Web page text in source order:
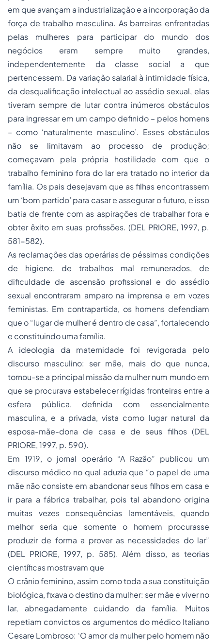
em que avançam a industrialização e a incorporação da
força de trabalho masculina. As barreiras enfrentadas
pelas mulheres para participar do mundo dos
negócios eram sempre muito grandes,
independentemente da classe social a que
pertencessem. Da variação salarial à intimidade física,
da desqualificação intelectual ao assédio sexual, elas
tiveram sempre de lutar contra inúmeros obstáculos
para ingressar em um campo definido – pelos homens
– como ‘naturalmente masculino’. Esses obstáculos
não se limitavam ao processo de produção;
começavam pela própria hostilidade com que o
trabalho feminino fora do lar era tratado no interior da
família. Os pais desejavam que as filhas encontrassem
um ‘bom partido’ para casar e assegurar o futuro, e isso
batia de frente com as aspirações de trabalhar fora e
obter êxito em suas profissões. (DEL PRIORE, 1997, p.
581-582).
As reclamações das operárias de péssimas condições
de higiene, de trabalhos mal remunerados, de
dificuldade de ascensão profissional e do assédio
sexual encontraram amparo na imprensa e em vozes
feministas. Em contrapartida, os homens defendiam
que o “lugar de mulher é dentro de casa”, fortalecendo
e constituindo uma família.
A ideologia da maternidade foi revigorada pelo
discurso masculino: ser mãe, mais do que nunca,
tornou-se a principal missão da mulher num mundo em
que se procurava estabelecer rígidas fronteiras entre a
esfera pública, definida com essencialmente
masculina, e a privada, vista como lugar natural da
esposa-mãe-dona de casa e de seus filhos (DEL
PRIORE, 1997, p. 590).
Em 1919, o jornal operário “A Razão” publicou um
discurso médico no qual aduzia que “o papel de uma
mãe não consiste em abandonar seus filhos em casa e
ir para a fábrica trabalhar, pois tal abandono origina
muitas vezes consequências lamentáveis, quando
melhor seria que somente o homem procurasse
produzir de forma a prover as necessidades do lar”
(DEL PRIORE, 1997, p. 585). Além disso, as teorias
científicas mostravam que
O crânio feminino, assim como toda a sua constituição
biológica, fixava o destino da mulher: ser mãe e viver no
lar, abnegadamente cuidando da família. Muitos
repetiam convictos os argumentos do médico Italiano
Cesare Lombroso: ‘O amor da mulher pelo homem não